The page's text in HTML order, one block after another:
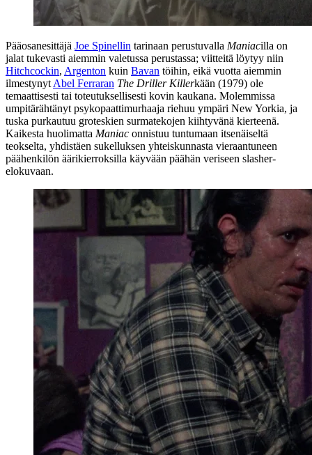
Pääosanesittäjä Joe Spinellin tarinaan perustuvalla Maniacilla on
jalat tukevasti aiemmin valetussa perustassa; viitteitä löytyy niin
Hitchcockin, Argenton kuin Bavan töihin, eikä vuotta aiemmin
ilmestynyt Abel Ferraran The Driller Killerkään (1979) ole
temaattisesti tai toteutuksellisesti kovin kaukana. Molemmissa
umpitärähtänyt psykopaattimurhaaja riehuu ympäri New Yorkia, ja
tuska purkautuu groteskien surmatekojen kiihtyvänä kierteenä.
Kaikesta huolimatta Maniac onnistuu tuntumaan itsenäiseltä
teokselta, yhdistäen sukelluksen yhteiskunnasta vieraantuneen
päähenkilön äärikierroksilla käyvään päähän veriseen slasher-
elokuvaan.